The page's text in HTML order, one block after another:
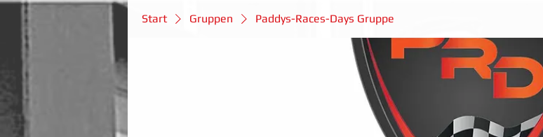
Start Gruppen Paddys-Races-Days Gruppe